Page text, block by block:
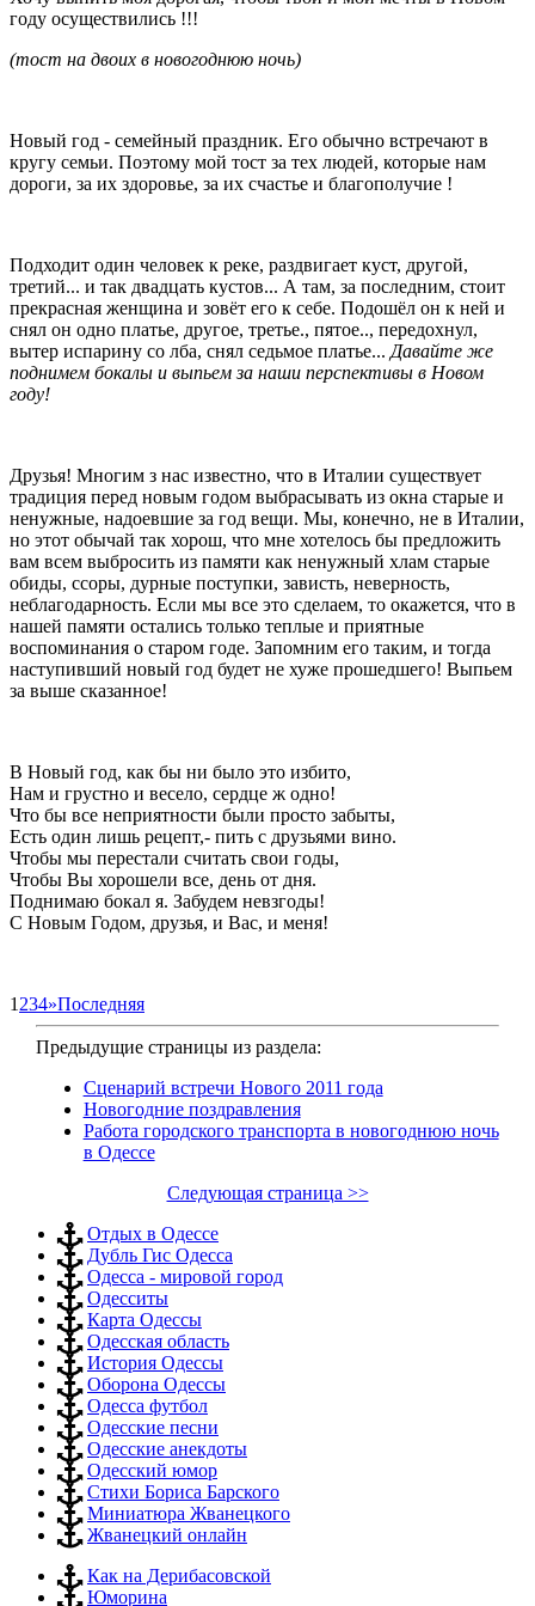
году осуществились !!!
(тост на двоих в новогоднюю ночь)
Новый год - семейный праздник. Его обычно встречают в
кругу семьи. Поэтому мой тост за тех людей, которые нам
дороги, за их здоровье, за их счастье и благополучие !
Подходит один человек к реке, раздвигает куст, другой,
третий... и так двадцать кустов... А там, за последним, стоит
прекрасная женщина и зовёт его к себе. Подошёл он к ней и
снял он одно платье, другое, третье., пятое.., передохнул,
вытер испарину со лба, снял седьмое платье... Давайте же
поднимем бокалы и выпьем за наши перспективы в Новом
году!
Друзья! Многим з нас известно, что в Италии существует
традиция перед новым годом выбрасывать из окна старые и
ненужные, надоевшие за год вещи. Мы, конечно, не в Италии,
но этот обычай так хорош, что мне хотелось бы предложить
вам всем выбросить из памяти как ненужный хлам старые
обиды, ссоры, дурные поступки, зависть, неверность,
неблагодарность. Если мы все это сделаем, то окажется, что в
нашей памяти остались только теплые и приятные
воспоминания о старом годе. Запомним его таким, и тогда
наступивший новый год будет не хуже прошедшего! Выпьем
за выше сказанное!
В Новый год, как бы ни было это избито,
Нам и грустно и весело, сердце ж одно!
Что бы все неприятности были просто забыты,
Есть один лишь рецепт,- пить с друзьями вино.
Чтобы мы перестали считать свои годы,
Чтобы Вы хорошели все, день от дня.
Поднимаю бокал я. Забудем невзгоды!
С Новым Годом, друзья, и Вас, и меня!
1 234»Последняя
Предыдущие страницы из раздела:
Сценарий встречи Нового 2011 года
Новогодние поздравления
Работа городского транспорта в новогоднюю ночь
в Одессе
Следующая страница >>
Отдых в Одессе
Дубль Гис Одесса
Одесса - мировой город
Одесситы
Карта Одессы
Одесская область
История Одессы
Оборона Одессы
Одесса футбол
Одесские песни
Одесские анекдоты
Одесский юмор
Стихи Бориса Барского
Миниатюра Жванецкого
Жванецкий онлайн
Как на Дерибасовской
Юморина